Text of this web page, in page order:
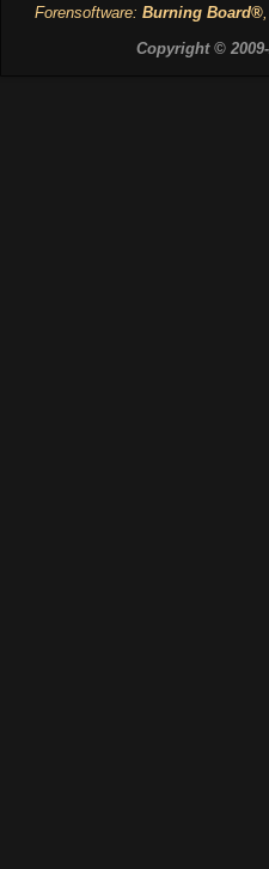
Forensoftware: Burning Board®
Copyright ©